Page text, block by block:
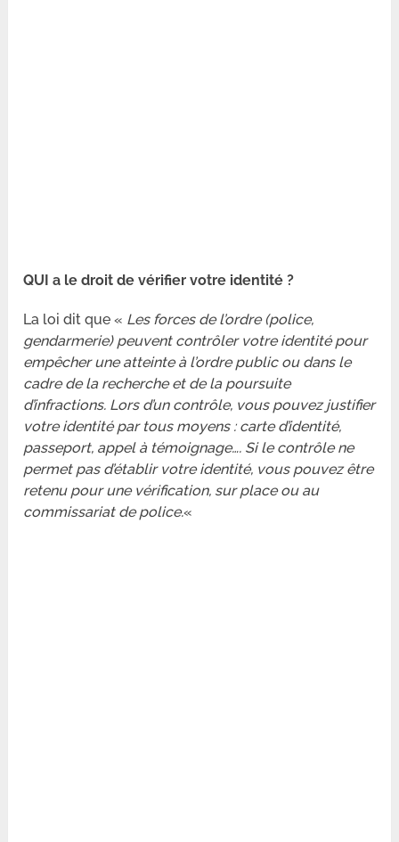
QUI a le droit de vérifier votre identité ?
La loi dit que « Les forces de l’ordre (police,
gendarmerie) peuvent contrôler votre identité pour
empêcher une atteinte à l’ordre public ou dans le
cadre de la recherche et de la poursuite
d’infractions. Lors d’un contrôle, vous pouvez justifier
votre identité par tous moyens : carte d’identité,
passeport, appel à témoignage…. Si le contrôle ne
permet pas d’établir votre identité, vous pouvez être
retenu pour une vérification, sur place ou au
commissariat de police.«